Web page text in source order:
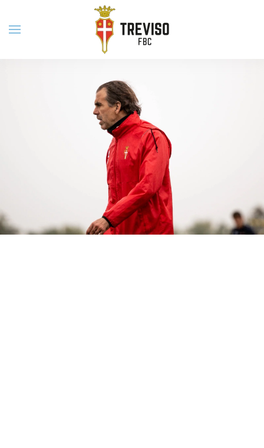
Skip to main content